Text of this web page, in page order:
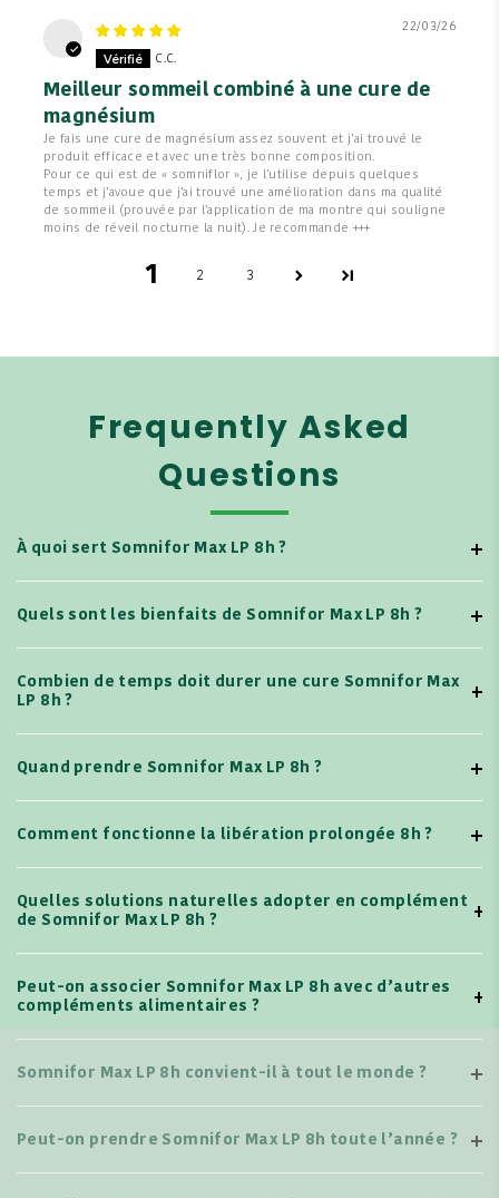
22/03/26
C.C.
Meilleur sommeil combiné à une cure de
magnésium
Je fais une cure de magnésium assez souvent et j’ai trouvé le
produit efficace et avec une très bonne composition.
Pour ce qui est de « somniflor », je l’utilise depuis quelques
temps et j’avoue que j’ai trouvé une amélioration dans ma qualité
de sommeil (prouvée par l’application de ma montre qui souligne
moins de réveil nocturne la nuit). Je recommande +++
1 2 3
Frequently Asked
Questions
À quoi sert Somnifor Max LP 8h ?
Quels sont les bienfaits de Somnifor Max LP 8h ?
Combien de temps doit durer une cure Somnifor Max
LP 8h ?
Quand prendre Somnifor Max LP 8h ?
Comment fonctionne la libération prolongée 8h ?
Quelles solutions naturelles adopter en complément
de Somnifor Max LP 8h ?
Peut-on associer Somnifor Max LP 8h avec d’autres
compléments alimentaires ?
Somnifor Max LP 8h convient-il à tout le monde ?
Peut-on prendre Somnifor Max LP 8h toute l’année ?